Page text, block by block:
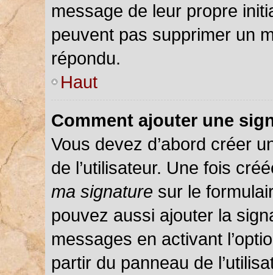
message de leur propre
peuvent pas supprimer un
répondu.
Haut
Comment ajouter une
Vous devez d’abord créer
de l’utilisateur. Une fois
ma signature sur le
pouvez aussi ajouter la
messages en activant
partir du panneau de